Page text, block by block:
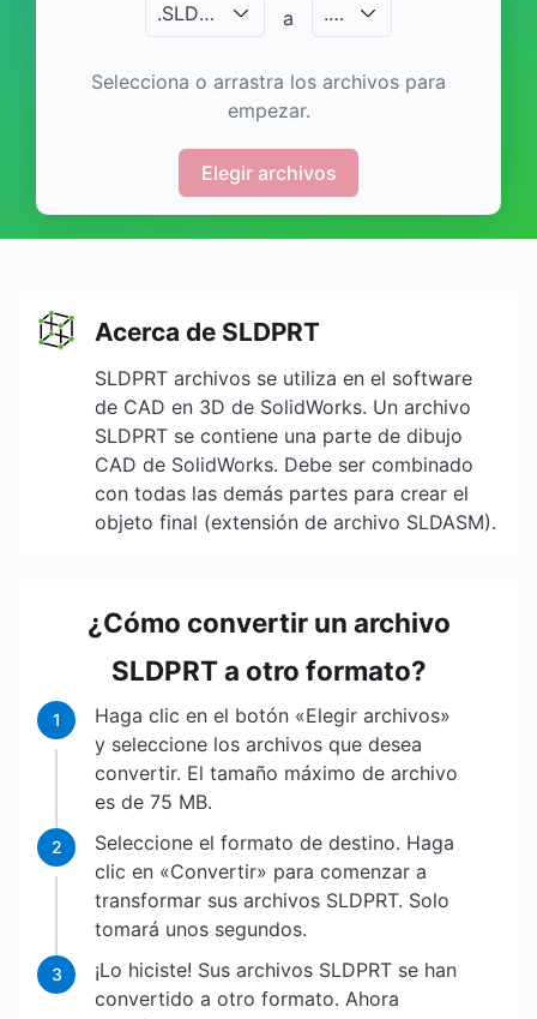
.SLDPRT a .…
Selecciona o arrastra los archivos para
empezar.
Elegir archivos
Acerca de SLDPRT
SLDPRT archivos se utiliza en el software
de CAD en 3D de SolidWorks. Un archivo
SLDPRT se contiene una parte de dibujo
CAD de SolidWorks. Debe ser combinado
con todas las demás partes para crear el
objeto final (extensión de archivo SLDASM).
¿Cómo convertir un archivo
SLDPRT a otro formato?
1
Haga clic en el botón «Elegir archivos»
y seleccione los archivos que desea
convertir. El tamaño máximo de archivo
es de 75 MB.
2
Seleccione el formato de destino. Haga
clic en «Convertir» para comenzar a
transformar sus archivos SLDPRT. Solo
tomará unos segundos.
3
¡Lo hiciste! Sus archivos SLDPRT se han
convertido a otro formato. Ahora